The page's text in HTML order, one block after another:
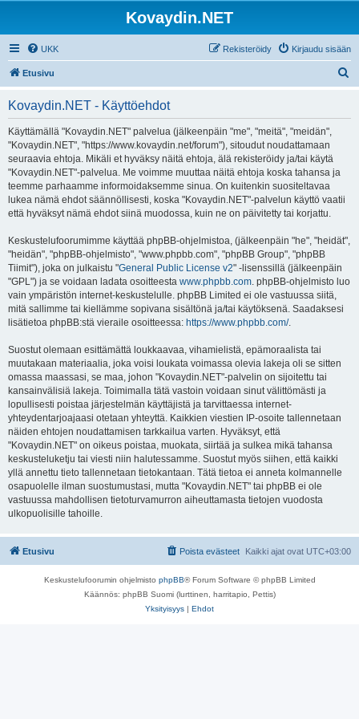
Kovaydin.NET
UKK Kirjaudu sisään
Rekisteröidy
Etusivu
Kovaydin.NET - Käyttöehdot
Käyttämällä "Kovaydin.NET" palvelua (jälkeenpäin "me", "meitä", "meidän",
"Kovaydin.NET", "https://www.kovaydin.net/forum"), sitoudut noudattamaan
seuraavia ehtoja. Mikäli et hyväksy näitä ehtoja, älä rekisteröidy ja/tai käytä
"Kovaydin.NET"-palvelua. Me voimme muuttaa näitä ehtoja koska tahansa ja
teemme parhaamme informoidaksemme sinua. On kuitenkin suositeltavaa
lukea nämä ehdot säännöllisesti, koska "Kovaydin.NET"-palvelun käyttö vaatii
että hyväksyt nämä ehdot siinä muodossa, kuin ne on päivitetty tai korjattu.
Keskustelufoorumimme käyttää phpBB-ohjelmistoa, (jälkeenpäin "he", "heidät",
"heidän", "phpBB-ohjelmisto", "www.phpbb.com", "phpBB Group", "phpBB
Tiimit"), joka on julkaistu "General Public License v2" -lisenssillä (jälkeenpäin
"GPL") ja se voidaan ladata osoitteesta www.phpbb.com. phpBB-ohjelmisto luo
vain ympäristön internet-keskustelulle. phpBB Limited ei ole vastuussa siitä,
mitä sallimme tai kiellämme sopivana sisältönä ja/tai käytöksenä. Saadaksesi
lisätietoa phpBB:stä vieraile osoitteessa: https://www.phpbb.com/.
Suostut olemaan esittämättä loukkaavaa, vihamielistä, epämoraalista tai
muutakaan materiaalia, joka voisi loukata voimassa olevia lakeja oli se sitten
omassa maassasi, se maa, johon "Kovaydin.NET"-palvelin on sijoitettu tai
kansainvälisiä lakeja. Toimimalla tätä vastoin voidaan sinut välittömästi ja
lopullisesti poistaa järjestelmän käyttäjistä ja tarvittaessa internet-
yhteydentarjoajaasi otetaan yhteyttä. Kaikkien viestien IP-osoite tallennetaan
näiden ehtojen noudattamisen tarkkailua varten. Hyväksyt, että
"Kovaydin.NET" on oikeus poistaa, muokata, siirtää ja sulkea mikä tahansa
keskusteluketju tai viesti niin halutessamme. Suostut myös siihen, että kaikki
yllä annettu tieto tallennetaan tietokantaan. Tätä tietoa ei anneta kolmannelle
osapuolelle ilman suostumustasi, mutta "Kovaydin.NET" tai phpBB ei ole
vastuussa mahdollisen tietoturvamurron aiheuttamasta tietojen vuodosta
ulkopuolisille tahoille.
Etusivu Kaikki ajat ovat UTC+03:00
Poista evästeet
Keskustelufoorumin ohjelmisto phpBB® Forum Software © phpBB Limited
Käännös: phpBB Suomi (lurttinen, harritapio, Pettis)
Yksityisyys | Ehdot